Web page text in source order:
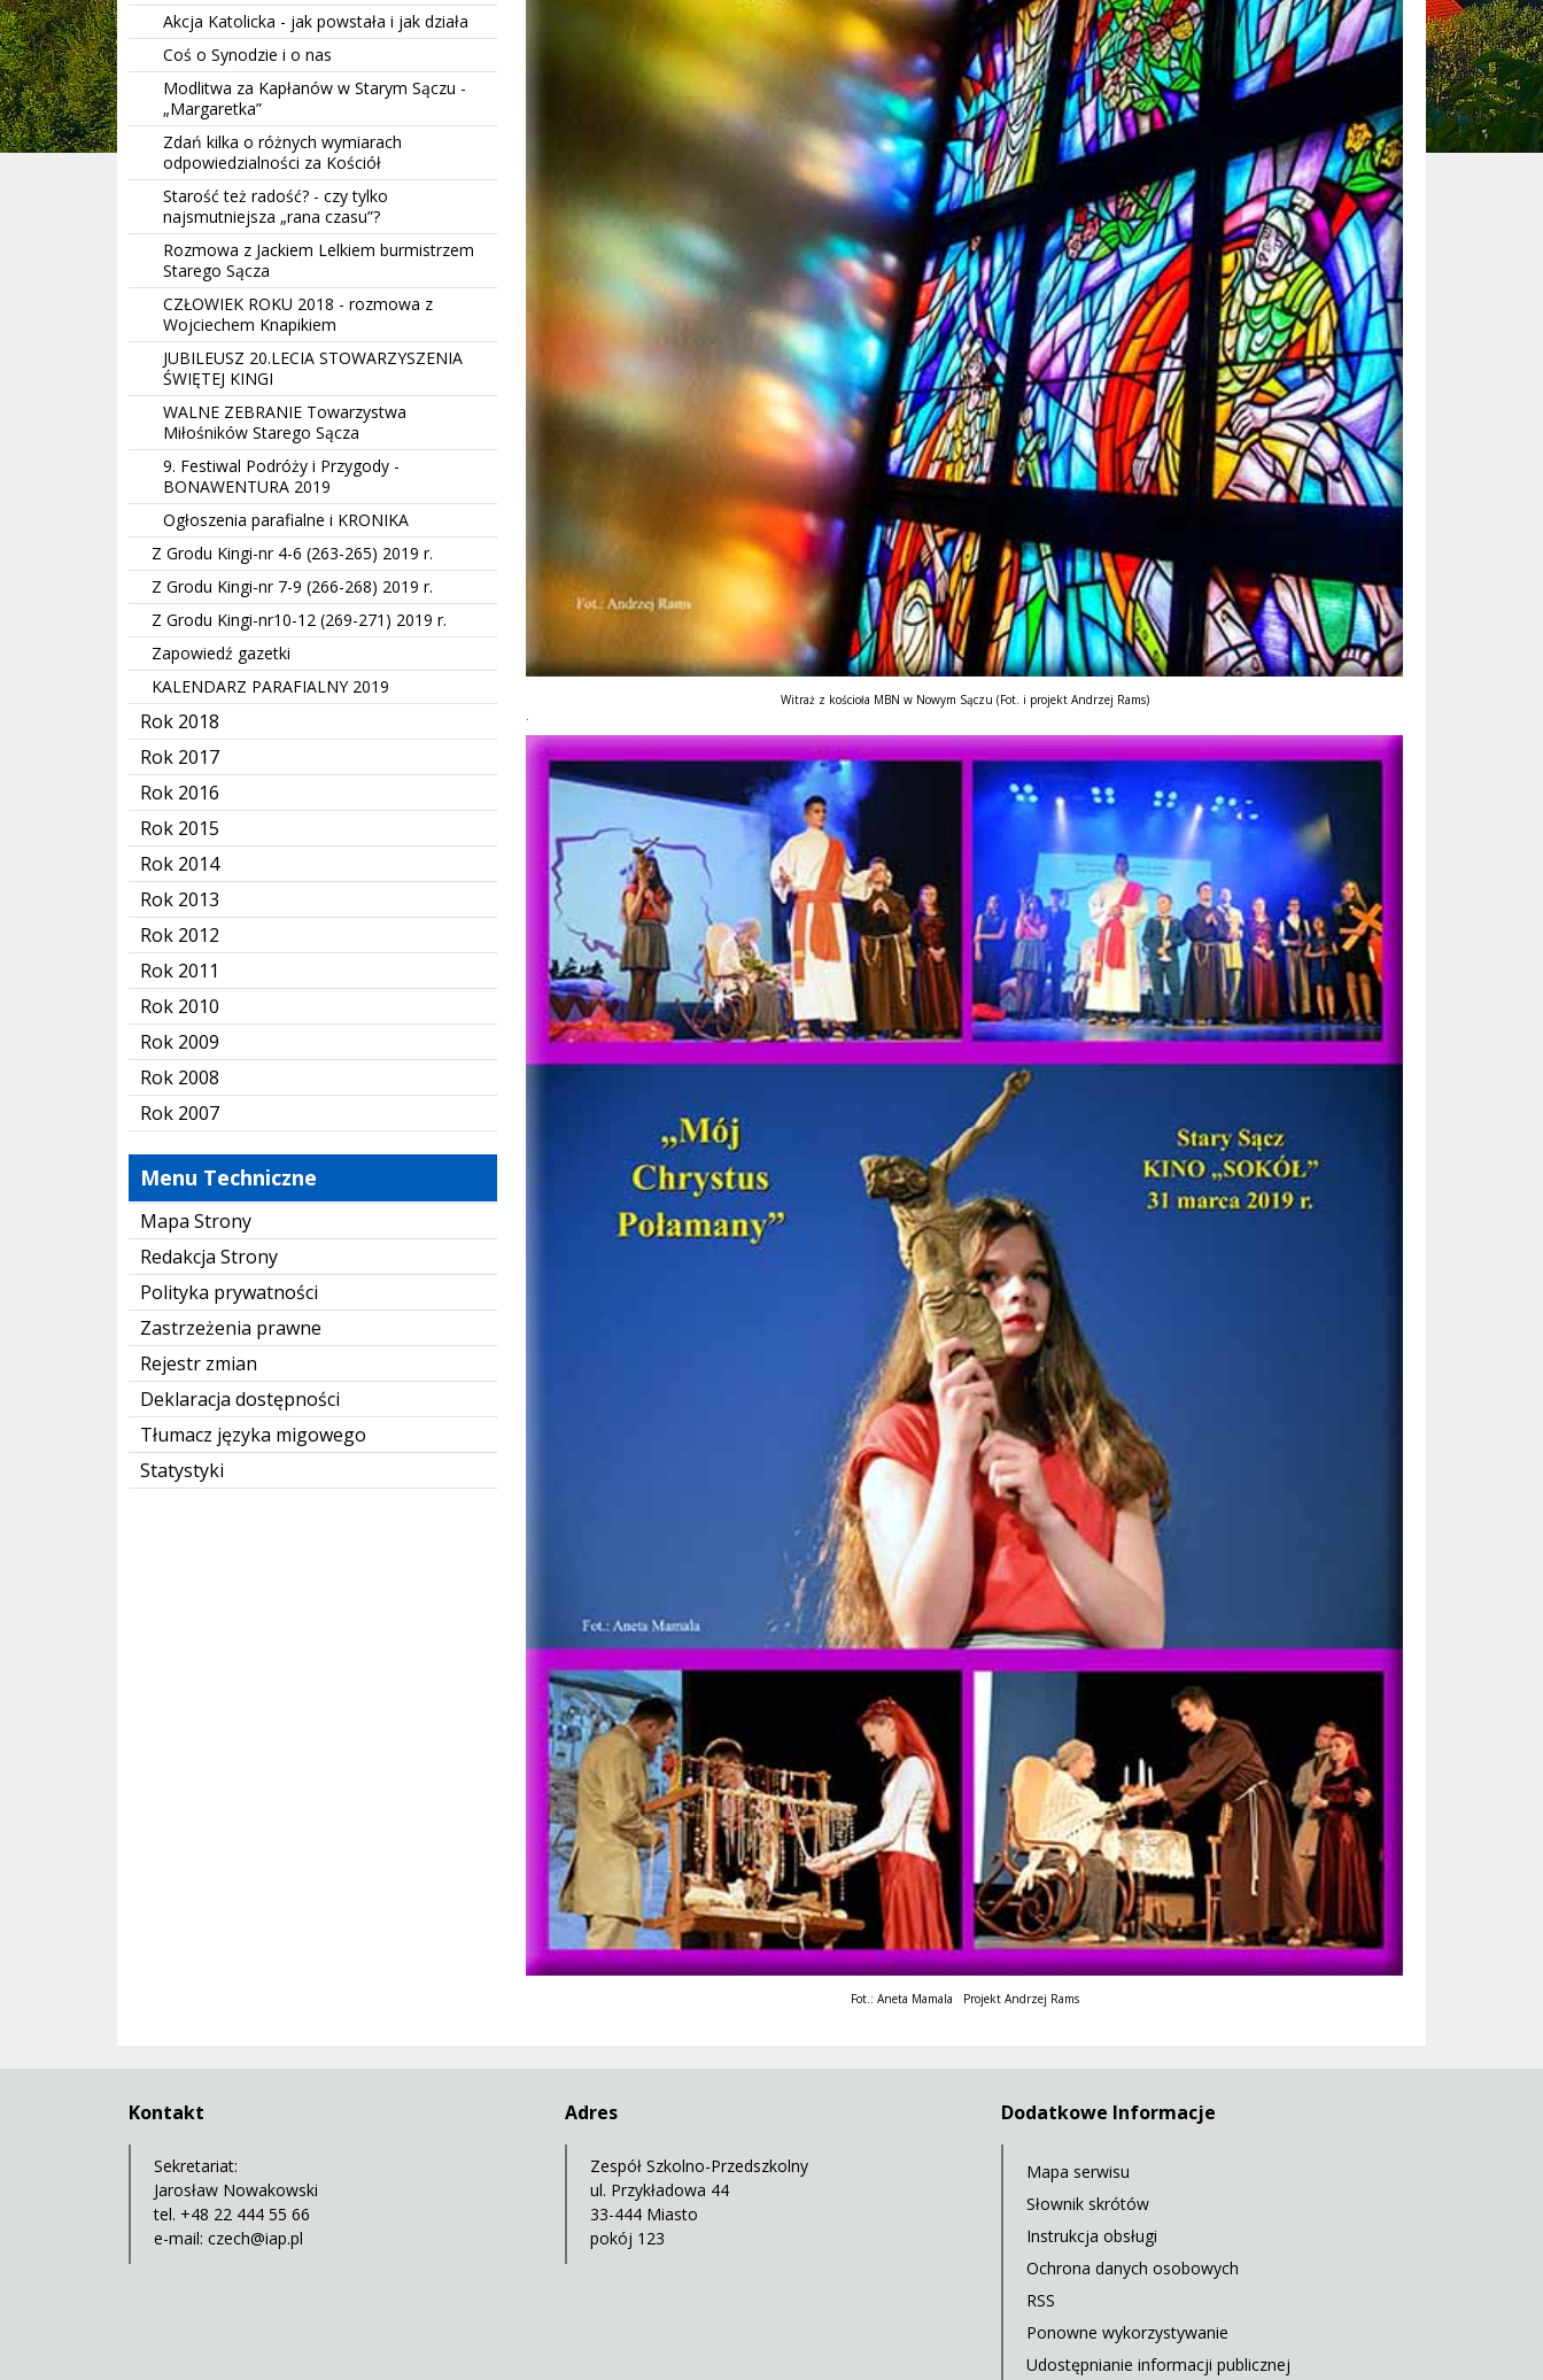
Akcja Katolicka - jak powstała i jak działa
Coś o Synodzie i o nas
Modlitwa za Kapłanów w Starym Sączu -
„Margaretka”
Zdań kilka o różnych wymiarach
odpowiedzialności za Kościół
Starość też radość? - czy tylko
najsmutniejsza „rana czasu”?
Rozmowa z Jackiem Lelkiem burmistrzem
Starego Sącza
CZŁOWIEK ROKU 2018 - rozmowa z
Wojciechem Knapikiem
JUBILEUSZ 20.LECIA STOWARZYSZENIA
ŚWIĘTEJ KINGI
WALNE ZEBRANIE Towarzystwa
Miłośników Starego Sącza
9. Festiwal Podróży i Przygody -
BONAWENTURA 2019
Ogłoszenia parafialne i KRONIKA
Z Grodu Kingi-nr 4-6 (263-265) 2019 r.
Z Grodu Kingi-nr 7-9 (266-268) 2019 r.
Z Grodu Kingi-nr10-12 (269-271) 2019 r.
Zapowiedź gazetki
KALENDARZ PARAFIALNY 2019
Rok 2018
Rok 2017
Rok 2016
Rok 2015
Rok 2014
Rok 2013
Rok 2012
Rok 2011
Rok 2010
Rok 2009
Rok 2008
Rok 2007
Menu Techniczne
Mapa Strony
Redakcja Strony
Polityka prywatności
Zastrzeżenia prawne
Rejestr zmian
Deklaracja dostępności
Tłumacz języka migowego
Statystyki
Witraż z kościoła MBN w Nowym Sączu (Fot. i projekt Andrzej Rams)
.
Fot.: Aneta Mamala Projekt Andrzej Rams
Kontakt
Sekretariat:
Jarosław Nowakowski
tel. +48 22 444 55 66
e-mail: czech@iap.pl
Adres
Zespół Szkolno-Przedszkolny
ul. Przykładowa 44
33-444 Miasto
pokój 123
Dodatkowe Informacje
Mapa serwisu
Słownik skrótów
Instrukcja obsługi
Ochrona danych osobowych
RSS
Ponowne wykorzystywanie
Udostępnianie informacji publicznej